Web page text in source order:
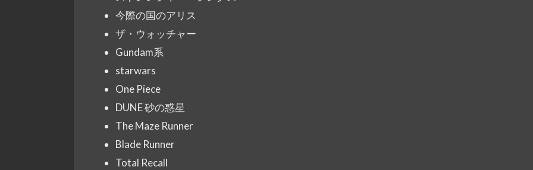
今際の国のアリス
ザ・ウォッチャー
Gundam系
starwars
One Piece
DUNE 砂の惑星
The Maze Runner
Blade Runner
Total Recall